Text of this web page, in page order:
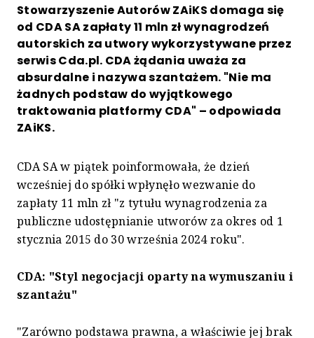
Stowarzyszenie Autorów ZAiKS domaga się
od CDA SA zapłaty 11 mln zł wynagrodzeń
autorskich za utwory wykorzystywane przez
serwis Cda.pl. CDA żądania uważa za
absurdalne i nazywa szantażem. "Nie ma
żadnych podstaw do wyjątkowego
traktowania platformy CDA" – odpowiada
ZAiKS.
CDA SA w piątek poinformowała, że dzień
wcześniej do spółki wpłynęło wezwanie do
zapłaty 11 mln zł "z tytułu wynagrodzenia za
publiczne udostępnianie utworów za okres od 1
stycznia 2015 do 30 września 2024 roku".
CDA: "Styl negocjacji oparty na wymuszaniu i
szantażu"
"Zarówno podstawa prawna, a właściwie jej brak